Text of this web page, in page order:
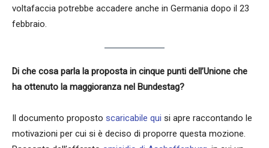
voltafaccia potrebbe accadere anche in Germania dopo il 23
febbraio.
Di che cosa parla la proposta in cinque punti dell’Unione che
ha ottenuto la maggioranza nel Bundestag?
Il documento proposto scaricabile qui si apre raccontando le
motivazioni per cui si è deciso di proporre questa mozione.